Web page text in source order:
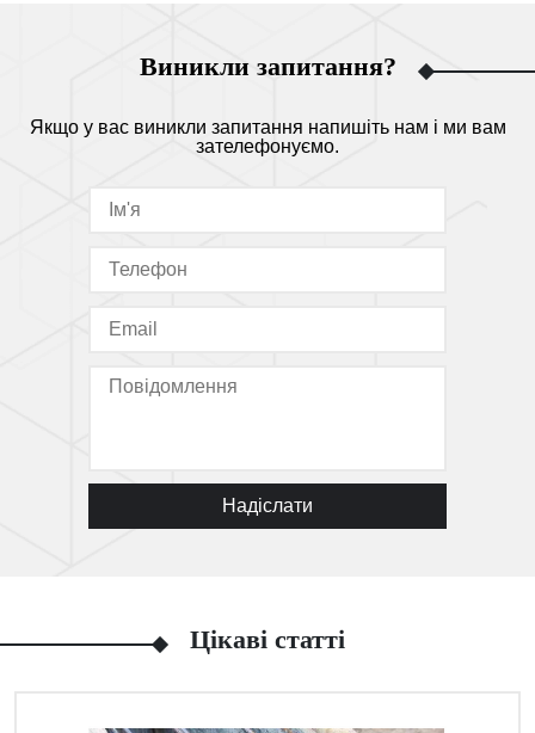
Виникли запитання?
Якщо у вас виникли запитання напишіть нам і ми вам
зателефонуємо.
Надіслати
Цікаві статті